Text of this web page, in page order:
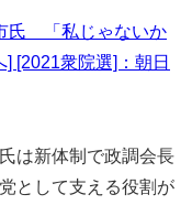
氏 「私じゃないか
[2021衆院選]：朝日
は新体制で政調会長
として支える役割が